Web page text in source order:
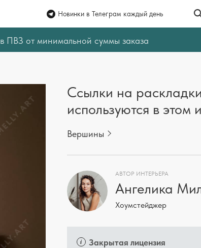
Новинки в Телеграм каждый день
в ПВЗ от минимальной суммы заказа
Ссылки на
используются в этом
Вершины
АВТОР ИНТЕРЬЕРА
Ангелика
Хоумстейджер
Закрытая лицензия